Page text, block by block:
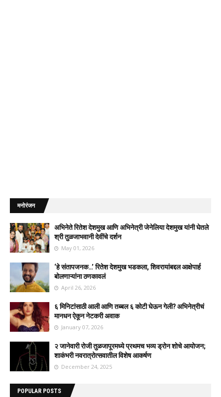
मनोरंजन
अभिनेते रितेश देशमुख आणि अभिनेत्री जेनेलिया देशमुख यांनी घेतले
श्री तुळजाभवानी देवींचे दर्शन
May 01, 2026
‘हे संतापजनक…’ रितेश देशमुख भडकला, शिवरायांबद्दल आक्षेपार्ह
बोलणाऱ्यांना ठणकावलं
April 26, 2026
६ मिनिटांसाठी आली आणि तब्बल ६ कोटी घेऊन गेली? अभिनेत्रीचं
मानधन ऐकून नेटकरी अवाक
January 07, 2026
२ जानेवारी रोजी तुळजापूरमध्ये प्रथमच भव्य ड्रोन शोचे आयोजन;
शाकंभरी नवरात्रोत्सवातील विशेष आकर्षण
December 24, 2025
POPULAR POSTS